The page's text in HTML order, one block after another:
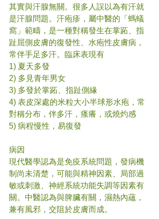
其實與汗腺無關。很多人誤以為有汗就
是汗腺問題。汗疱疹，屬中醫的「螞蟻
窩」範疇，是一種對稱發生在掌跖、指
趾屈側皮膚的復發性、水疱性皮膚病，
常伴手足多汗。臨床表現有
1) 夏天多發
2) 多見青年男女
3) 多發於掌跖、指趾側緣
4) 表皮深處的米粒大小半球形水疱，常
對稱分布，伴多汗，瘙癢，或燒灼感
5) 病程慢性，易復發
病因
現代醫學認為是免疫系統問題，發病機
制尚未清楚，可能與精神因素、局部過
敏或刺激、神經系統功能失調等因素有
關。中醫認為與脾臟有關，濕熱內蘊，
兼有風邪，交阻於皮膚而成。